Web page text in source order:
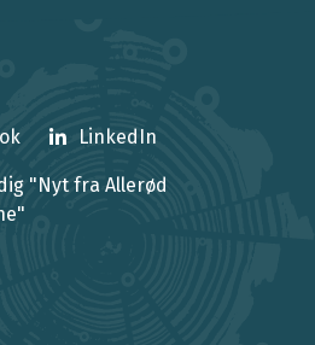
LinkedIn
"Nyt fra Allerød